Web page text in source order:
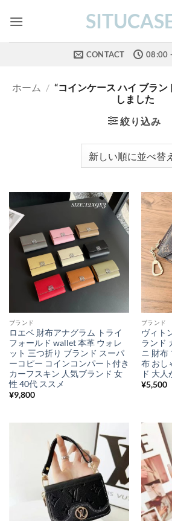
CONTACT 08:00
ホーム / “コインケース ハイ ブラ
しました
絞り込み
ブランド
ロエベ 財布アナグラム トライ
フォールド wallet 本革 ウォレ
ット 三つ折り ブランド スーパ
ーコピー コインコンパート付き
カーフスキン 人気ブランド 女
性 40代 ススメ
¥9,800
ブランド
ヴィト
ランド
ニ 財布
布 おし
ド 大
¥5,500